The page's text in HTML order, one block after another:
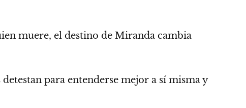
muere, el destino de Miranda cambia
para entenderse mejor a sí misma y